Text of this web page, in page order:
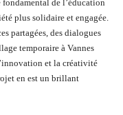
de l’éducation
plus solidaire et engagée.
partagées, des dialogues
temporaire à Vannes
et la créativité
en est un brillant